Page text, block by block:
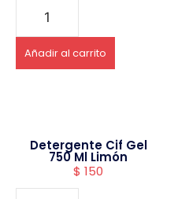
Añadir al carrito
Detergente Cif Gel
750 Ml Limón
$ 150